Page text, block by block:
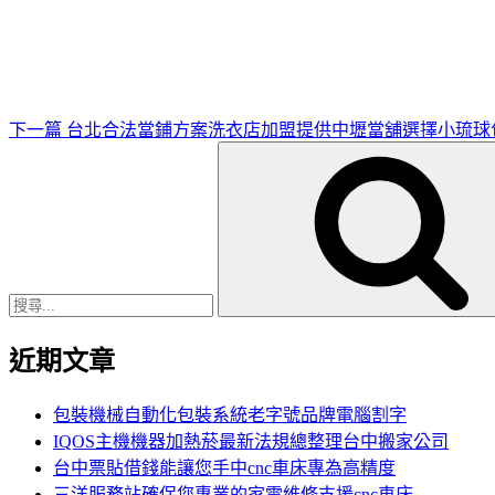
下一篇 台北合法當鋪方案洗衣店加盟提供中壢當舖選擇小琉球
近期文章
包裝機械自動化包裝系統老字號品牌電腦割字
IQOS主機機器加熱菸最新法規總整理台中搬家公司
台中票貼借錢能讓您手中cnc車床專為高精度